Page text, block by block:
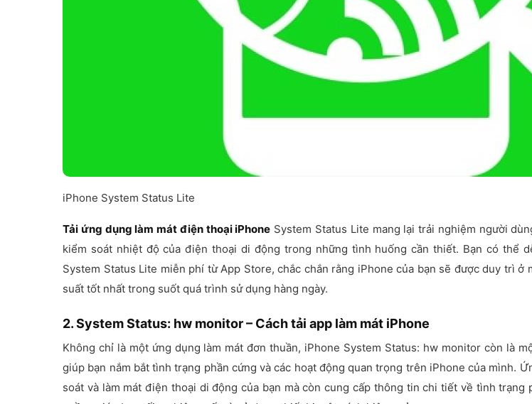
iPhone System Status Lite
Tải ứng dụng làm mát điện thoại iPhone System Status Lite mang lại trải nghiệm người
kiểm soát nhiệt độ của điện thoại di động trong những tình huống cần thiết. Bạn có thể
System Status Lite miễn phí từ App Store, chắc chắn rằng iPhone của bạn sẽ được duy trì ở
suất tốt nhất trong suốt quá trình sử dụng hàng ngày.
2. System Status: hw monitor – Cách tải app làm mát iPhone
Không chỉ là một ứng dụng làm mát đơn thuần, iPhone System Status: hw monitor còn là
giúp bạn nắm bắt tình trạng phần cứng và các hoạt động quan trọng trên iPhone của mình.
soát và làm mát điện thoại di động của bạn mà còn cung cấp thông tin chi tiết về tình trạng